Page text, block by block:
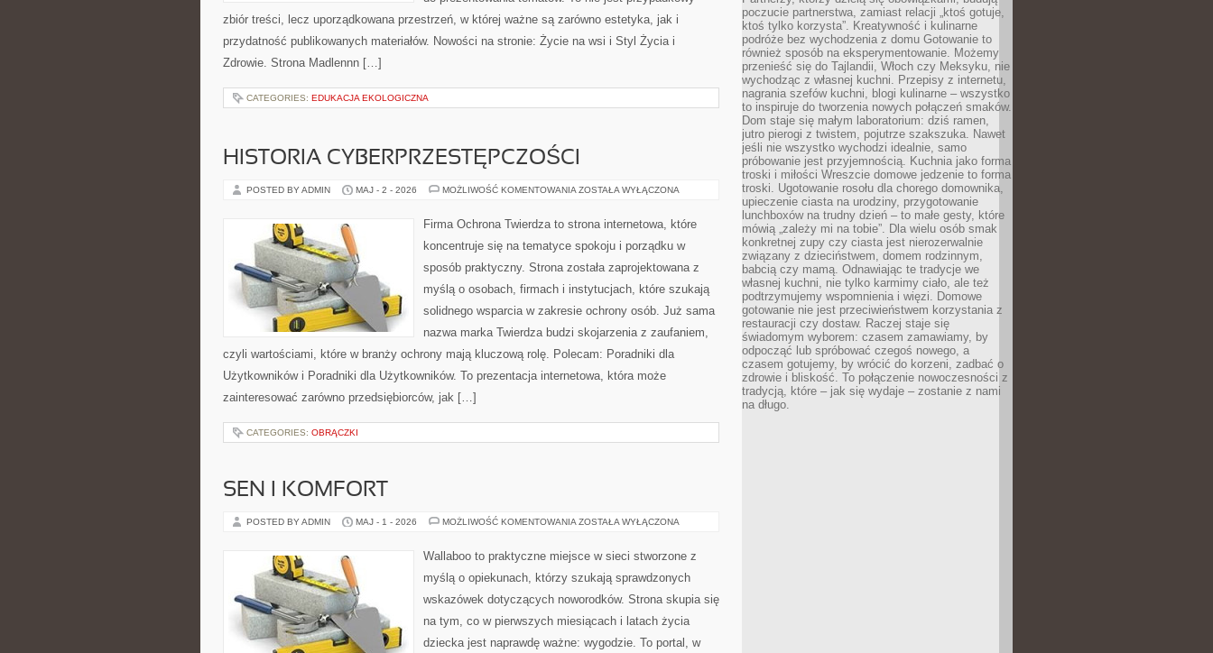
zbiór treści, lecz uporządkowana przestrzeń, w której ważne są zarówno estetyka, jak i
przydatność publikowanych materiałów. Nowości na stronie: Życie na wsi i Styl Życia i
Zdrowie. Strona Madlennn […]
CATEGORIES: EDUKACJA EKOLOGICZNA
HISTORIA CYBERPRZESTĘPCZOŚCI
POSTED BY ADMIN MAJ - 2 - 2026 MOŻLIWOŚĆ KOMENTOWANIA HISTORIA
ZOSTAŁA WYŁĄCZONA
Firma Ochrona Twierdza to strona internetowa, które
koncentruje się na tematyce spokoju i porządku w
sposób praktyczny. Strona została zaprojektowana z
myślą o osobach, firmach i instytucjach, które szukają
solidnego wsparcia w zakresie ochrony osób. Już sama
nazwa marka Twierdza budzi skojarzenia z zaufaniem,
czyli wartościami, które w branży ochrony mają kluczową rolę. Polecam: Poradniki dla
Użytkowników i Poradniki dla Użytkowników. To prezentacja internetowa, która może
zainteresować zarówno przedsiębiorców, jak […]
CATEGORIES: OBRĄCZKI
SEN I KOMFORT
POSTED BY ADMIN MAJ - 1 - 2026 MOŻLIWOŚĆ KOMENTOWANIA SEN
ZOSTAŁA WYŁĄCZONA
Wallaboo to praktyczne miejsce w sieci stworzone z
myślą o opiekunach, którzy szukają sprawdzonych
wskazówek dotyczących noworodków. Strona skupia się
na tym, co w pierwszych miesiącach i latach życia
dziecka jest naprawdę ważne: wygodzie. To portal, w
poczucie partnerstwa, zamiast relacji „ktoś gotuje,
ktoś tylko korzysta”. Kreatywność i kulinarne
podróże bez wychodzenia z domu Gotowanie to
również sposób na eksperymentowanie. Możemy
przenieść się do Tajlandii, Włoch czy Meksyku, nie
wychodząc z własnej kuchni. Przepisy z internetu,
nagrania szefów kuchni, blogi kulinarne – wszystko
to inspiruje do tworzenia nowych połączeń smaków.
Dom staje się małym laboratorium: dziś ramen,
jutro pierogi z twistem, pojutrze szakszuka. Nawet
jeśli nie wszystko wychodzi idealnie, samo
próbowanie jest przyjemnością. Kuchnia jako forma
troski i miłości Wreszcie domowe jedzenie to forma
troski. Ugotowanie rosołu dla chorego domownika,
upieczenie ciasta na urodziny, przygotowanie
lunchboxów na trudny dzień – to małe gesty, które
mówią „zależy mi na tobie”. Dla wielu osób smak
konkretnej zupy czy ciasta jest nierozerwalnie
związany z dzieciństwem, domem rodzinnym,
babcią czy mamą. Odnawiając te tradycje we
własnej kuchni, nie tylko karmimy ciało, ale też
podtrzymujemy wspomnienia i więzi. Domowe
gotowanie nie jest przeciwieństwem korzystania z
restauracji czy dostaw. Raczej staje się
świadomym wyborem: czasem zamawiamy, by
odpocząć lub spróbować czegoś nowego, a
czasem gotujemy, by wrócić do korzeni, zadbać o
zdrowie i bliskość. To połączenie nowoczesności z
tradycją, które – jak się wydaje – zostanie z nami
na długo.